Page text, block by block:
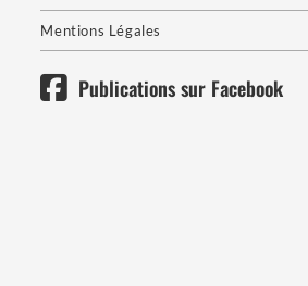
Mentions Légales
Publications sur Facebook